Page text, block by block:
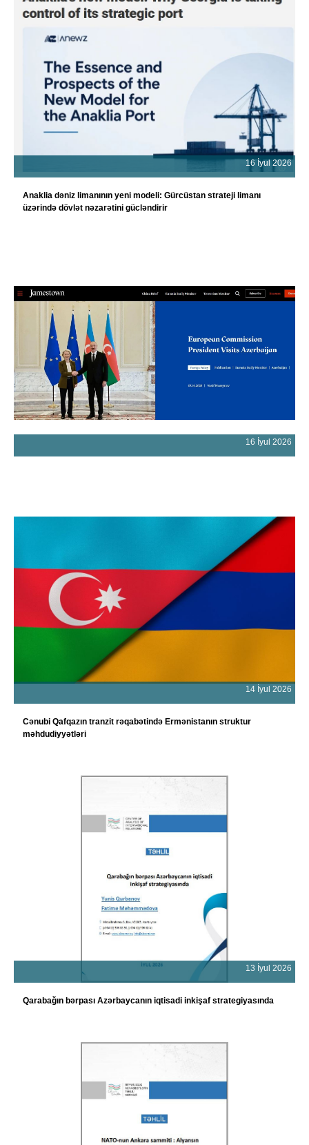
16 İyul 2026
Anaklia dəniz limanının yeni modeli: Gürcüstan strateji limanı
üzərində dövlət nəzarətini gücləndirir
16 İyul 2026
14 İyul 2026
Cənubi Qafqazın tranzit rəqabətində Ermənistanın struktur
məhdudiyyətləri
13 İyul 2026
Qarabağın bərpası Azərbaycanın iqtisadi inkişaf strategiyasında